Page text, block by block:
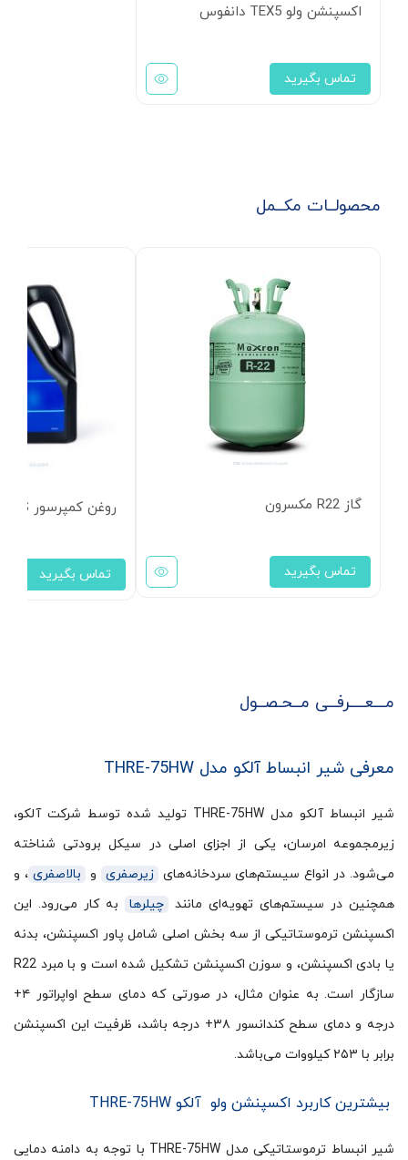
اکسپنشن ولو TEX5 دانفوس
تماس بگیرید
محصولــات مکــمل
گاز R22 مکسرون
تماس بگیرید
روغن کمپرسور 4GS سانیسو 4 لیتری
تماس بگیرید
مـــعــــرفــی مــحـصــول
معرفی شیر انبساط آلکو مدل THRE-75HW
شیر انبساط آلکو مدل THRE-75HW تولید شده توسط شرکت آلکو،
زیرمجموعه امرسان، یکی از اجزای اصلی در سیکل برودتی شناخته
می‌شود. در انواع سیستم‌های سردخانه‌های زیرصفری و بالاصفری ، و
همچنین در سیستم‌های تهویه‌ای مانند
چیلرها
به کار می‌رود. این
اکسپنشن ترموستاتیکی از سه بخش اصلی شامل پاور اکسپنشن، بدنه
یا بادی اکسپنشن، و سوزن اکسپنشن تشکیل شده است و با مبرد R22
سازگار است. به عنوان مثال، در صورتی که دمای سطح اواپراتور ۴+
درجه و دمای سطح کندانسور ۳۸+ درجه باشد، ظرفیت این اکسپنشن
برابر با ۲۵۳ کیلووات می‌باشد.
بیشترین کاربرد اکسپنشن ولو آلکو THRE-75HW
شیر انبساط ترموستاتیکی مدل THRE-75HW با توجه به دامنه دمایی